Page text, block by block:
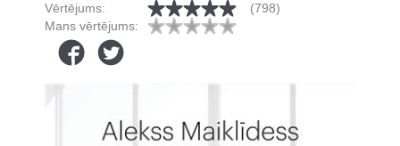
Vērtējums:
(798)
Mans vērtējums: